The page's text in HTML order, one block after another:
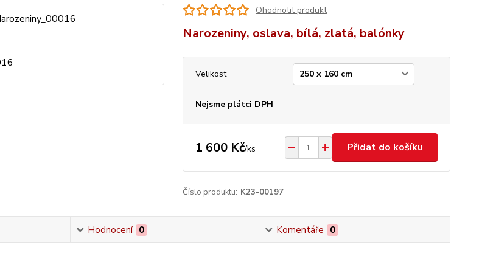
Ohodnotit produkt
Narozeniny, oslava, bílá, zlatá, balónky
Velikost
Nejsme plátci DPH
1 600 Kč/ks Přidat do košíku
Číslo produktu: K23-00197
Hodnocení 0 Komentáře 0